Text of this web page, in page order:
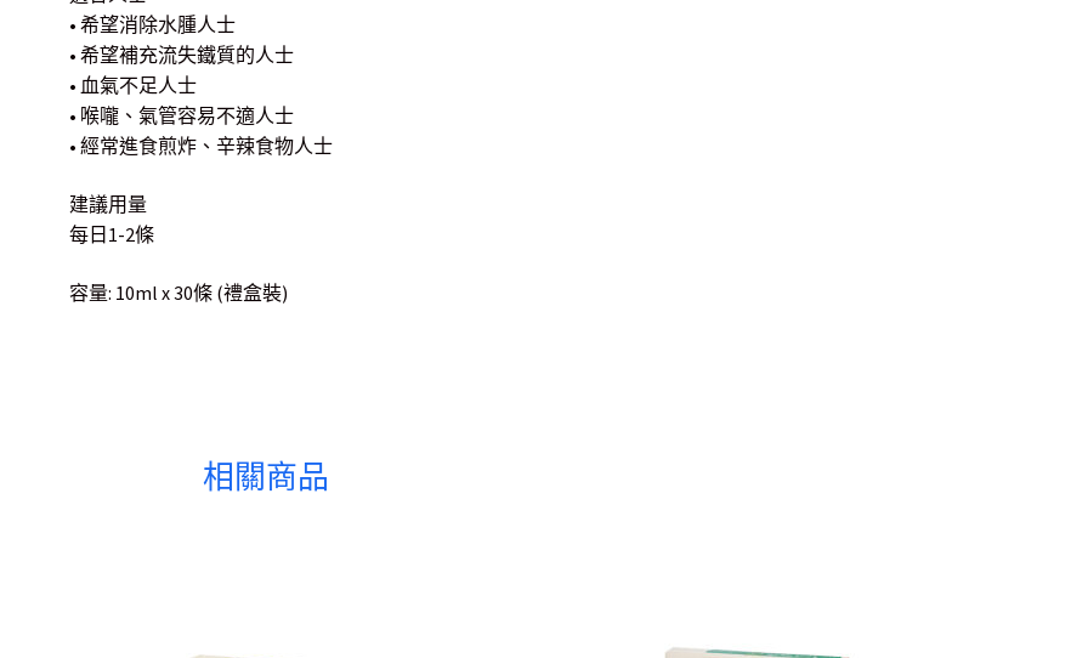
• 希望消除水腫人士
• 希望補充流失鐵質的人士
• 血氣不足人士
• 喉嚨、氣管容易不適人士
• 經常進食煎炸、辛辣食物人士
建議用量
每日1-2條
容量: 10ml x 30條 (禮盒裝)
相關商品